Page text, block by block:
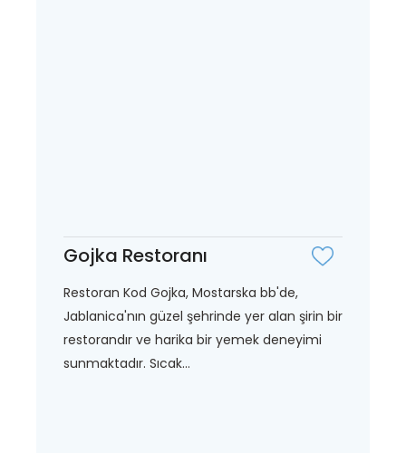
Gojka Restoranı
Restoran Kod Gojka, Mostarska bb'de,
Jablanica'nın güzel şehrinde yer alan şirin bir
restorandır ve harika bir yemek deneyimi
sunmaktadır. Sıcak...